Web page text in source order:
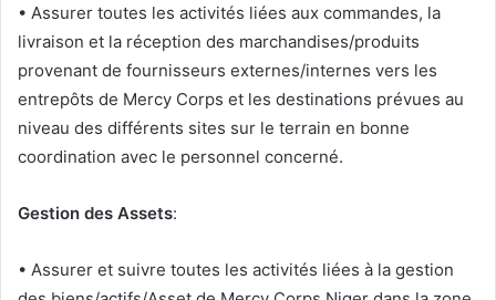
• Assurer toutes les activités liées aux commandes, la
livraison et la réception des marchandises/produits
provenant de fournisseurs externes/internes vers les
entrepôts de Mercy Corps et les destinations prévues au
niveau des différents sites sur le terrain en bonne
coordination avec le personnel concerné.
Gestion des Assets:
• Assurer et suivre toutes les activités liées à la gestion